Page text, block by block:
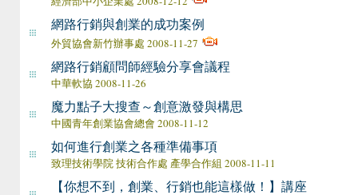
網路行銷與創業的成功案例
外貿協會新竹辦事處 2008-11-27
網路行銷顧問師經驗分享會議程
中華軟協 2008-11-26
魔力點子大搜查～創意激發與構思
中國青年創業協會總會 2008-11-12
如何進行創業之各種準備事項
致理技術學院 技術合作處 產學合作組 2008-11-11
【你想不到，創業、行銷也能這樣做！】講座